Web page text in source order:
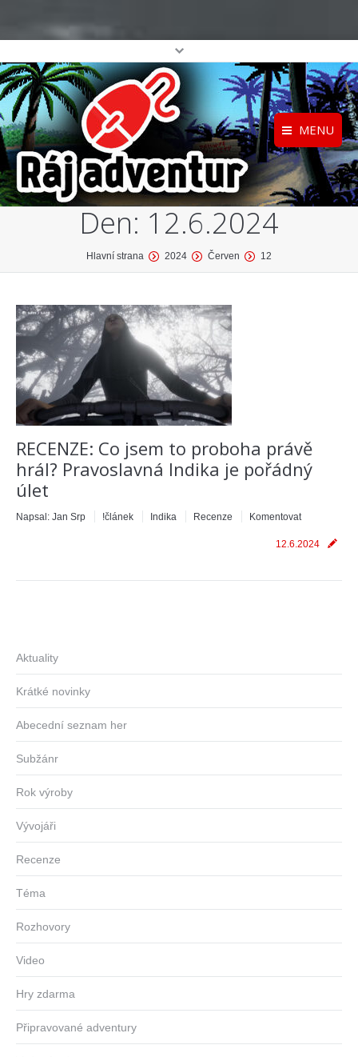
MENU
Registrace
Přihlášení
Home
O projektu
Katalog her
Den: 12.6.2024
Hlavní strana 2024 Červen 12
RECENZE: Co jsem to proboha právě
hrál? Pravoslavná Indika je pořádný
úlet
Napsal: Jan Srp !článek Indika Recenze Komentovat
12.6.2024
Aktuality
Krátké novinky
Abecední seznam her
Subžánr
Rok výroby
Vývojáři
Recenze
Téma
Rozhovory
Video
Hry zdarma
Připravované adventury